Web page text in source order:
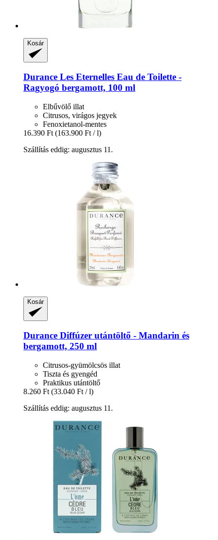
Kosár
Durance Les Eternelles Eau de Toilette -​
Ragyogó bergamott, 100 ml
Elbűvölő illat
Citrusos, virágos jegyek
Fenoxietanol-mentes
16.390 Ft (163.900 Ft / l)
Szállítás eddig: augusztus 11.
Kosár
Durance Diffúzer utántöltő -​ Mandarin és
bergamott, 250 ml
Citrusos-gyümölcsös illat
Tiszta és gyengéd
Praktikus utántöltő
8.260 Ft (33.040 Ft / l)
Szállítás eddig: augusztus 11.